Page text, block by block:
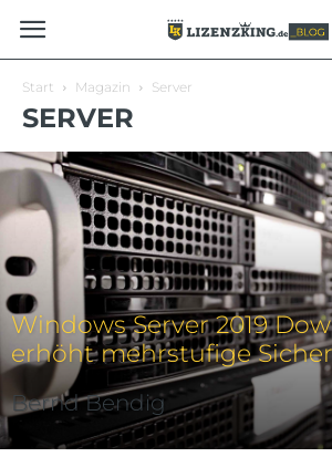
Start Magazin Server
SERVER
Windows Server 2019
erhöht mehrstufige
Bernd Bendig